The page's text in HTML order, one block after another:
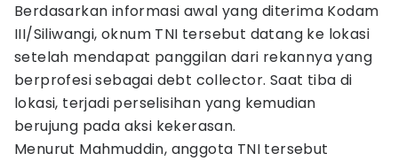
Berdasarkan informasi awal yang diterima Kodam
III/Siliwangi, oknum TNI tersebut datang ke lokasi
setelah mendapat panggilan dari rekannya yang
berprofesi sebagai debt collector. Saat tiba di
lokasi, terjadi perselisihan yang kemudian
berujung pada aksi kekerasan.
Menurut Mahmuddin, anggota TNI tersebut